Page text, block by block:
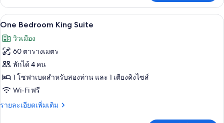
เกี่ยว
กับ
Deluxe
เปิด
ภาพถ่าย
ทั้งหมด
ของ
One
Bedroom
Suite
ทีวีจอแอลซีดี 55 นิ้ว พร้อมช่องเคเบิล, ที
9
One Bedroom King Suite
วิวเมือง
60 ตารางเมตร
พักได้ 4 คน
1 โซฟาเบดสำหรับสองท่าน และ 1 เตียงคิงไซส์
Wi-Fi ฟรี
รายละเอียดเพิ่มเติม
ราย